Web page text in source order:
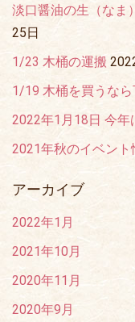
淡口醤油の生（なま
25日
1/23 木桶の運搬
1/19 木桶を買うな
2022年1月18日 今年
2021年秋のイベント
アーカイブ
2022年1月
2021年10月
2020年11月
2020年9月